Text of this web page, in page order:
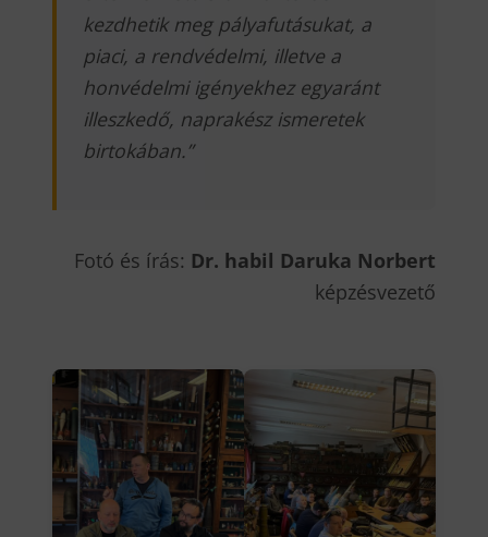
kezdhetik meg pályafutásukat, a
piaci, a rendvédelmi, illetve a
honvédelmi igényekhez egyaránt
illeszkedő, naprakész ismeretek
birtokában.”
Fotó és írás: Dr. habil Daruka Norbert
képzésvezető